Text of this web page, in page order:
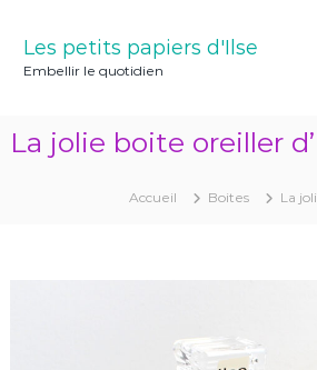
Les petits papiers d'Ilse
Embellir le quotidien
La jolie boite oreiller
Accueil Boites La